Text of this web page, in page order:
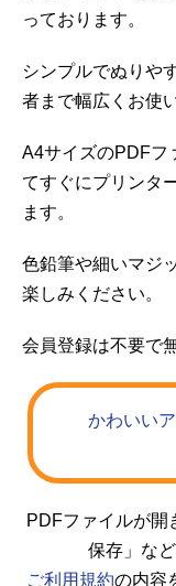
っております。
シンプルでぬりや
者まで幅広くお使
A4サイズのPDFフ
てすぐにプリンタ
ます。
色鉛筆や細いマジ
楽しみください。
会員登録は不要で
かわいい
PDFファイルが
保存」な
ご利用規約の内容